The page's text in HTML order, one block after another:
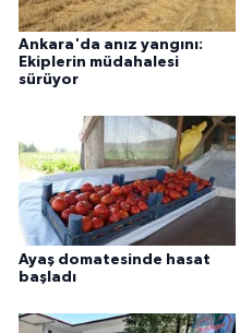
Ankara'da anız yangını:
Ekiplerin müdahalesi
sürüyor
Ayaş domatesinde hasat
başladı